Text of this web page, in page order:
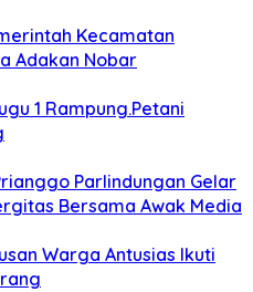
Kecamatan
Adakan Nobar
1 Rampung.Petani
Parlindungan Gelar
Bersama Awak Media
Warga Antusias Ikuti